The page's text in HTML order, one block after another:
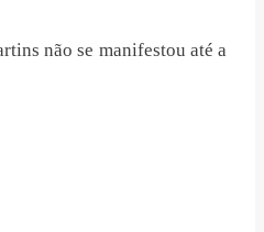
não se manifestou até a